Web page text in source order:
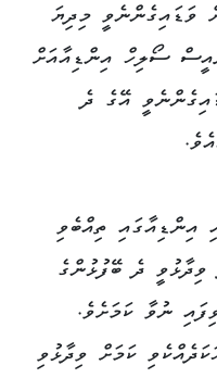
މިދިޔަ
ސޯލިހް އިންޑިއާއަށް
އޭގެ ދެ
އިންޑިއާގައި ތިއްބެވި
ދެ ބޭފުޅުންގެ
ނުވާ ކަމަށެވެ.
ކަމަށް ވިދާޅުވި